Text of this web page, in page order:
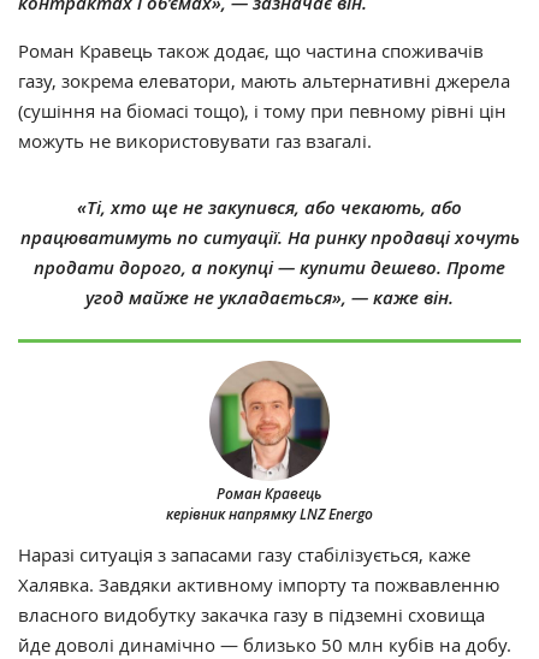
Роман Кравець також додає, що частина споживачів
газу, зокрема елеватори, мають альтернативні джерела
(сушіння на біомасі тощо), і тому при певному рівні цін
можуть не використовувати газ взагалі.
Роман Кравець
керівник напрямку LNZ Energo
«Ті, хто ще не закупився, або чекають, або
працюватимуть по ситуації. На ринку продавці хочуть
продати дорого, а покупці — купити дешево. Проте
угод майже не укладається», — каже він.
Наразі ситуація з запасами газу стабілізується, каже
Халявка. Завдяки активному імпорту та пожвавленню
власного видобутку закачка газу в підземні сховища
йде доволі динамічно — близько 50 млн кубів на добу.